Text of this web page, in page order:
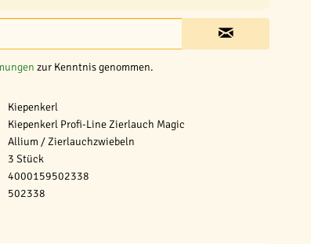
zur Kenntnis genommen.
Kiepenkerl
Kiepenkerl Profi-Line Zierlauch Magic
Allium / Zierlauchzwiebeln
3 Stück
4000159502338
502338